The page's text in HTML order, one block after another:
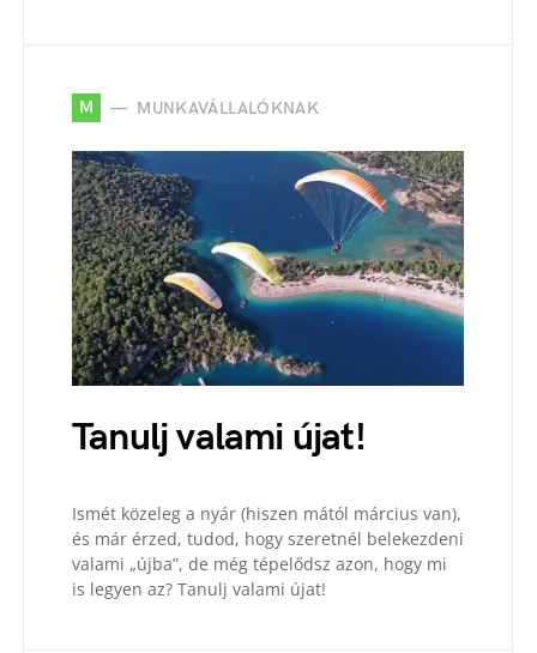
M MUNKAVÁLLALÓKNAK
Tanulj valami újat!
Ismét közeleg a nyár (hiszen mától március van),
és már érzed, tudod, hogy szeretnél belekezdeni
valami „újba”, de még tépelődsz azon, hogy mi
is legyen az? Tanulj valami újat!